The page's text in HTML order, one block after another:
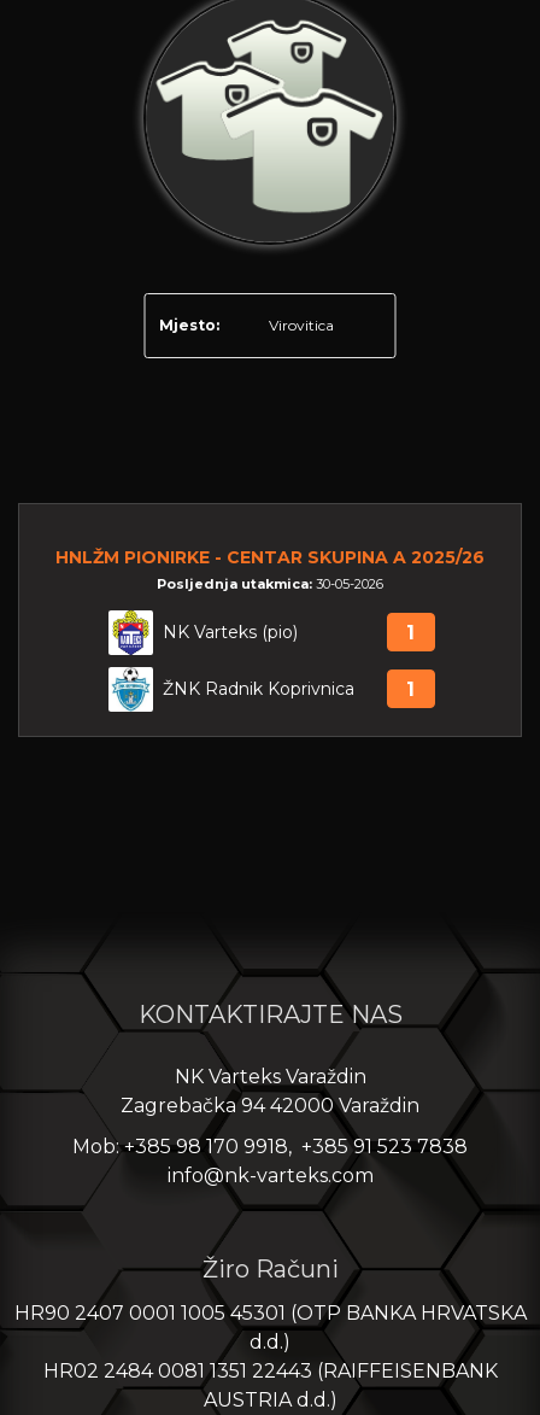
Mjesto: Virovitica
HNLŽM PIONIRKE - CENTAR SKUPINA A 2025/26
Posljednja utakmica: 30-05-2026
NK Varteks (pio) 1
ŽNK Radnik Koprivnica 1
KONTAKTIRAJTE NAS
NK Varteks Varaždin
Zagrebačka 94 42000 Varaždin
Mob: +385 98 170 9918, +385 91 523 7838
info@nk-varteks.com
Žiro Računi
HR90 2407 0001 1005 45301 (OTP BANKA HRVATSKA
d.d.)
HR02 2484 0081 1351 22443 (RAIFFEISENBANK
AUSTRIA d.d.)